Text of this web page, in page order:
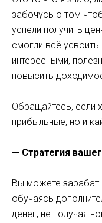
забочусь о том
успели получить
смогли всё
интересными,
повысить
Обращайтесь, если
прибыльные, но и
— Стратегия
Вы можете
обучаясь
денег, не получая